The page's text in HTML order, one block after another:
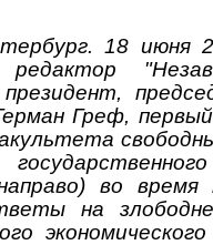
18 июня
Греф,
во время
на